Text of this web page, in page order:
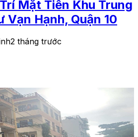
Mặt Tiền Khu Trung
Vạn Hạnh, Quận 10
2 tháng trước